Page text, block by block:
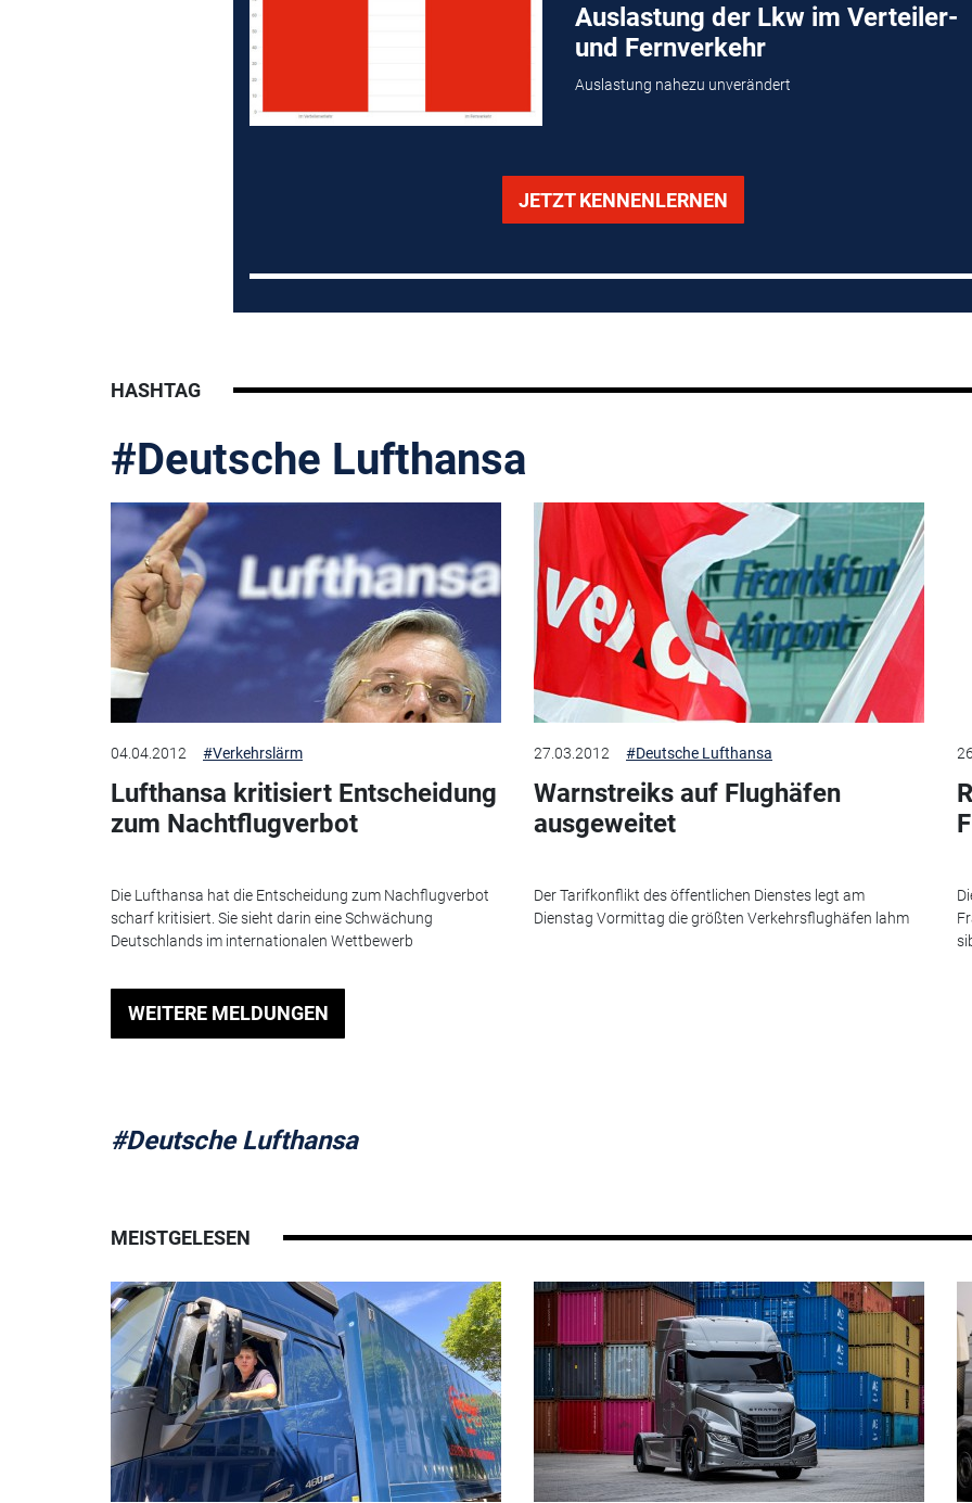
Auslastung der Lkw im Verteiler-
und Fernverkehr
Auslastung nahezu unverändert
JETZT KENNENLERNEN
HASHTAG
#Deutsche Lufthansa
04.04.2012 #Verkehrslärm
Lufthansa kritisiert Entscheidung
zum Nachtflugverbot
Die Lufthansa hat die Entscheidung zum Nachflugverbot
scharf kritisiert. Sie sieht darin eine Schwächung
Deutschlands im internationalen Wettbewerb
27.03.2012 #Deutsche Lufthansa
Warnstreiks auf Flughäfen
ausgeweitet
Der Tarifkonflikt des öffentlichen Dienstes legt am
Dienstag Vormittag die größten Verkehrsflughäfen lahm
WEITERE MELDUNGEN
#Deutsche Lufthansa
MEISTGELESEN